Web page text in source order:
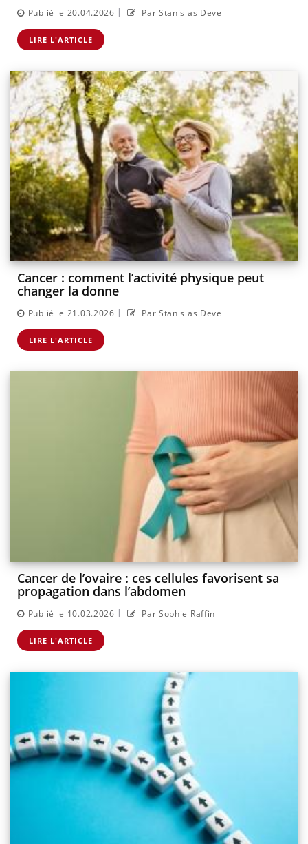
Publié le 20.04.2026 | Par Stanislas Deve
LIRE L'ARTICLE
Cancer : comment l’activité physique peut
changer la donne
Publié le 21.03.2026 | Par Stanislas Deve
LIRE L'ARTICLE
Cancer de l’ovaire : ces cellules favorisent sa
propagation dans l’abdomen
Publié le 10.02.2026 | Par Sophie Raffin
LIRE L'ARTICLE